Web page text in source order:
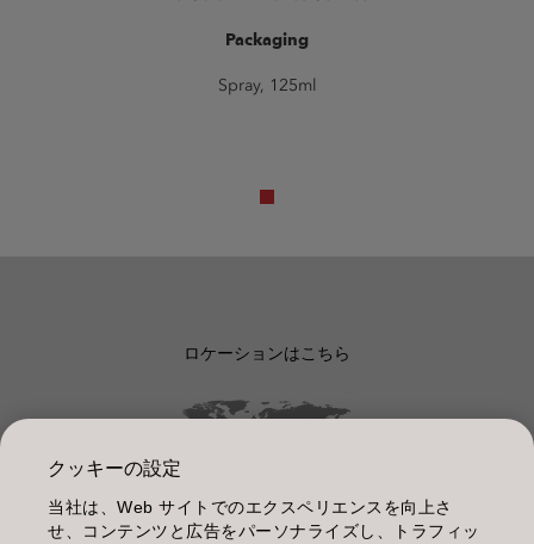
Packaging
Spray, 125ml
ロケーションはこちら
管理情報
クッキーの設定
当社は、Web サイトでのエクスペリエンスを向上さ
せ、コンテンツと広告をパーソナライズし、トラフィッ